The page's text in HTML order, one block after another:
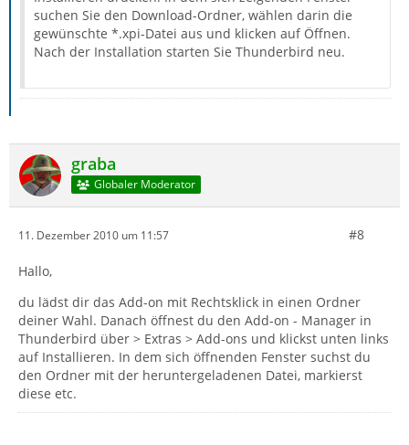
suchen Sie den Download-Ordner, wählen darin die
gewünschte *.xpi-Datei aus und klicken auf Öffnen.
Nach der Installation starten Sie Thunderbird neu.
graba
Globaler Moderator
11. Dezember 2010 um 11:57 #8
Hallo,
du lädst dir das Add-on mit Rechtsklick in einen Ordner
deiner Wahl. Danach öffnest du den Add-on - Manager in
Thunderbird über > Extras > Add-ons und klickst unten links
auf Installieren. In dem sich öffnenden Fenster suchst du
den Ordner mit der heruntergeladenen Datei, markierst
diese etc.